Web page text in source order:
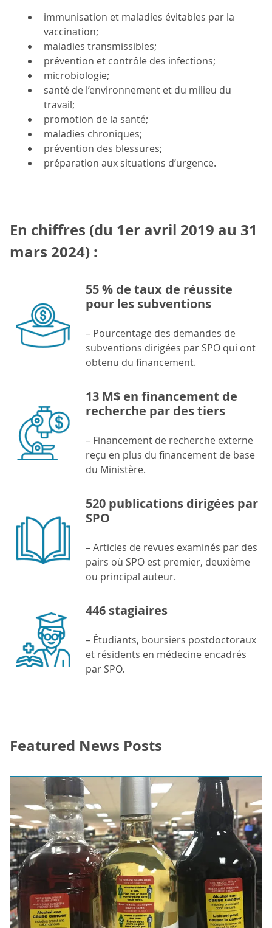
immunisation et maladies évitables par la
vaccination;
maladies transmissibles;
prévention et contrôle des infections;
microbiologie;
santé de l’environnement et du milieu du
travail;
promotion de la santé;
maladies chroniques;
prévention des blessures;
préparation aux situations d’urgence.
En chiffres (du 1er avril 2019 au 31
mars 2024) :
55 % de taux de réussite
pour les subventions
– Pourcentage des demandes de
subventions dirigées par SPO qui ont
obtenu du financement.
13 M$ en financement de
recherche par des tiers
– Financement de recherche externe
reçu en plus du financement de base
du Ministère.
520 publications dirigées par
SPO
– Articles de revues examinés par des
pairs où SPO est premier, deuxième
ou principal auteur.
446 stagiaires
– Étudiants, boursiers postdoctoraux
et résidents en médecine encadrés
par SPO.
Featured News Posts